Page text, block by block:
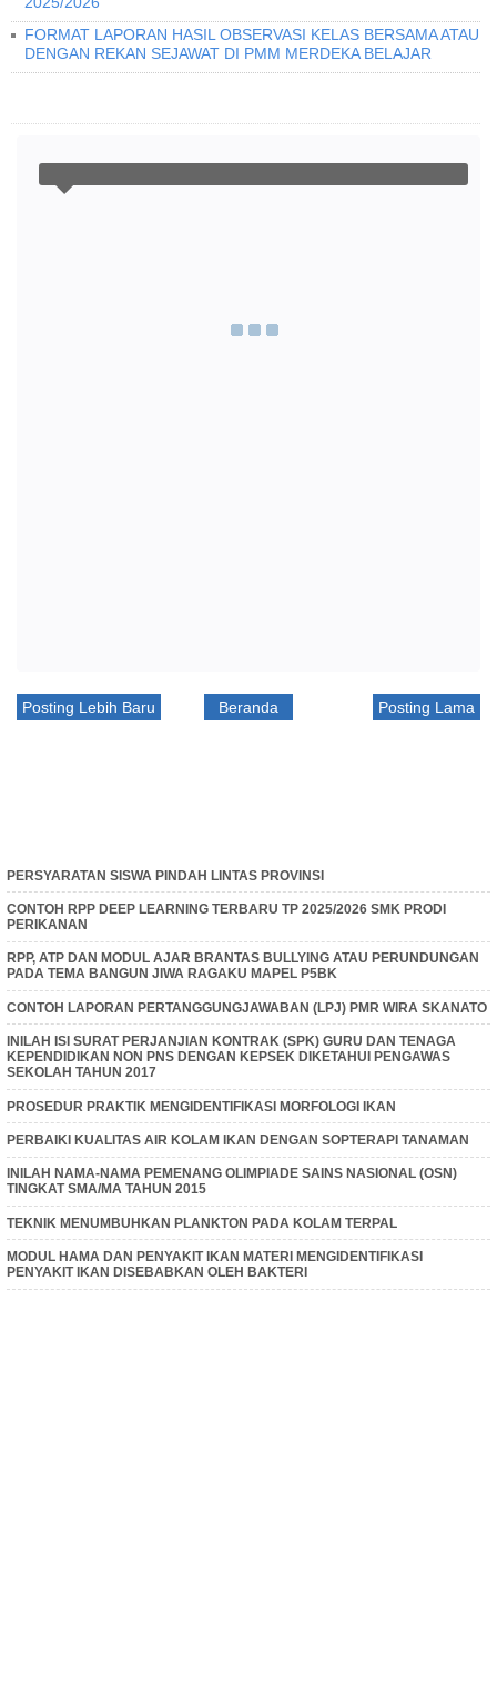
FORMAT LAPORAN HASIL OBSERVASI KELAS BERSAMA ATAU
DENGAN REKAN SEJAWAT DI PMM MERDEKA BELAJAR
Posting Lebih Baru Posting Lama
Beranda
PERSYARATAN SISWA PINDAH LINTAS PROVINSI
CONTOH RPP DEEP LEARNING TERBARU TP 2025/2026 SMK PRODI
PERIKANAN
RPP, ATP DAN MODUL AJAR BRANTAS BULLYING ATAU PERUNDUNGAN
PADA TEMA BANGUN JIWA RAGAKU MAPEL P5BK
CONTOH LAPORAN PERTANGGUNGJAWABAN (LPJ) PMR WIRA SKANATO
INILAH ISI SURAT PERJANJIAN KONTRAK (SPK) GURU DAN TENAGA
KEPENDIDIKAN NON PNS DENGAN KEPSEK DIKETAHUI PENGAWAS
SEKOLAH TAHUN 2017
PROSEDUR PRAKTIK MENGIDENTIFIKASI MORFOLOGI IKAN
PERBAIKI KUALITAS AIR KOLAM IKAN DENGAN SOPTERAPI TANAMAN
INILAH NAMA-NAMA PEMENANG OLIMPIADE SAINS NASIONAL (OSN)
TINGKAT SMA/MA TAHUN 2015
TEKNIK MENUMBUHKAN PLANKTON PADA KOLAM TERPAL
MODUL HAMA DAN PENYAKIT IKAN MATERI MENGIDENTIFIKASI
PENYAKIT IKAN DISEBABKAN OLEH BAKTERI